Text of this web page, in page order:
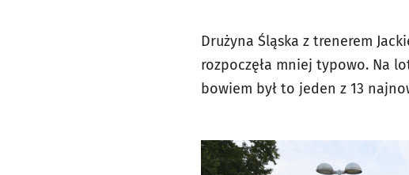
Drużyna Śląska z trenerem
rozpoczęła mniej typowo. Na
bowiem był to jeden z 13